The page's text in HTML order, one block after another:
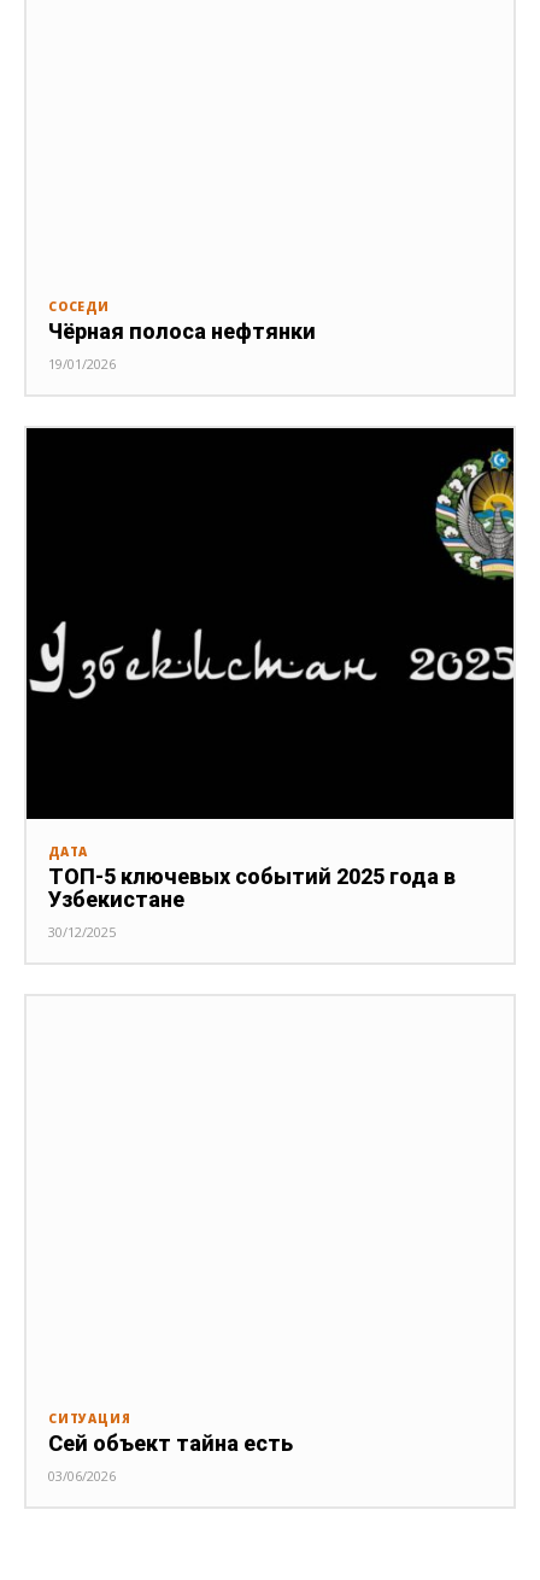
СОСЕДИ
Чёрная полоса нефтянки
19/01/2026
ДАТА
ТОП-5 ключевых событий 2025 года в
Узбекистане
30/12/2025
СИТУАЦИЯ
Сей объект тайна есть
03/06/2026